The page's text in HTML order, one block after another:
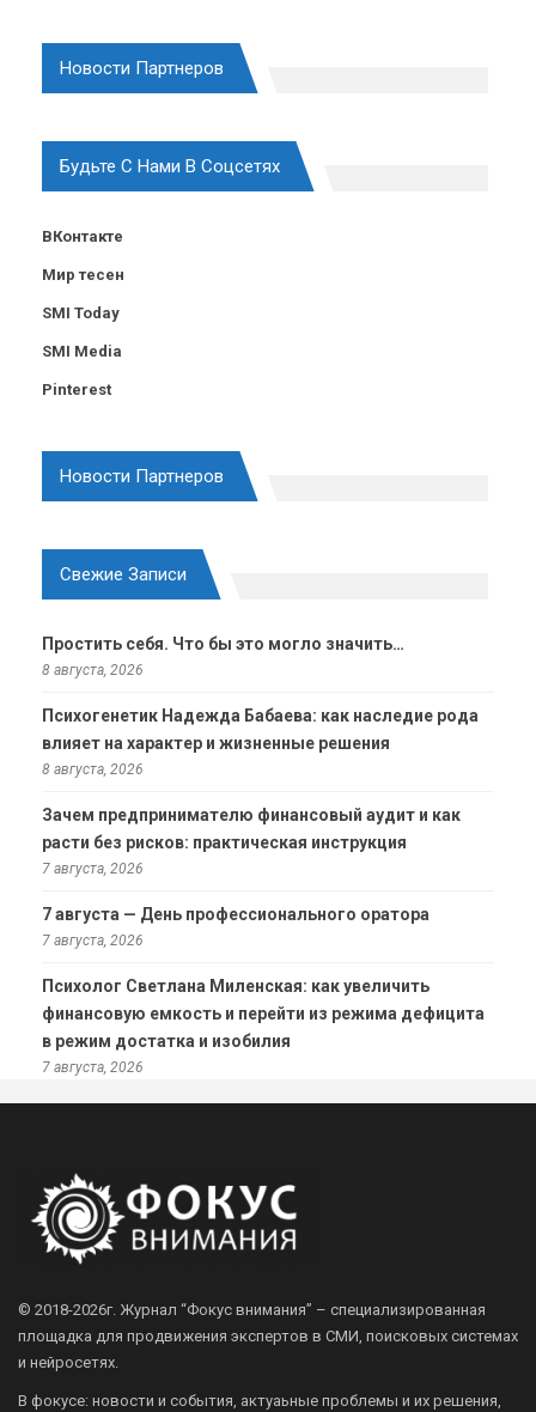
Новости Партнеров
Будьте С Нами В Соцсетях
ВКонтакте
Мир тесен
SMI Today
SMI Media
Pinterest
Новости Партнеров
Свежие Записи
Простить себя. Что бы это могло значить…
8 августа, 2026
Психогенетик Надежда Бабаева: как наследие рода
влияет на характер и жизненные решения
8 августа, 2026
Зачем предпринимателю финансовый аудит и как
расти без рисков: практическая инструкция
7 августа, 2026
7 августа — День профессионального оратора
7 августа, 2026
Психолог Светлана Миленская: как увеличить
финансовую емкость и перейти из режима дефицита
в режим достатка и изобилия
7 августа, 2026
© 2018-2026г. Журнал “Фокус внимания” – специализированная
площадка для продвижения экспертов в СМИ, поисковых системах
и нейросетях.
В фокусе: новости и события, актуаьные проблемы и их решения,